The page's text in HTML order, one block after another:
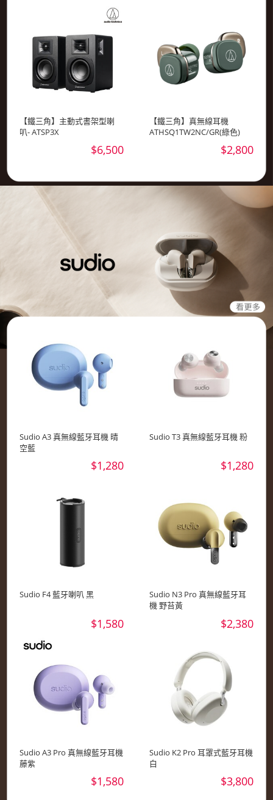
【鐵三角】主動式書架型喇
叭- ATSP3X
$6,500
【鐵三角】真無線耳機
ATHSQ1TW2NC/GR(綠色)
$2,800
Sudio A3 真無線藍牙耳機 晴
空藍
$1,280
Sudio T3 真無線藍牙耳機 粉
$1,280
Sudio F4 藍牙喇叭 黑
$1,580
Sudio N3 Pro 真無線藍牙耳
機 野苔黃
$2,380
Sudio A3 Pro 真無線藍牙耳機
藤紫
$1,580
Sudio K2 Pro 耳罩式藍牙耳機
白
$3,800